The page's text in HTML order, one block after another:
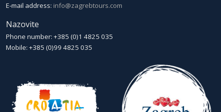
E-mail address: info@zagrebtours.com
Nazovite
Phone number: +385 (0)1 4825 035
Mobile: +385 (0)99 4825 035